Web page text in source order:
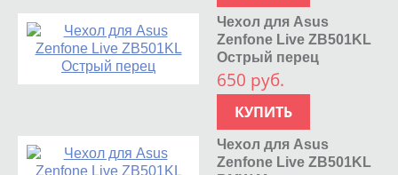
Чехол для Asus
Zenfone Live ZB501KL
Острый перец
650 руб.
КУПИТЬ
Чехол для Asus
Zenfone Live ZB501KL